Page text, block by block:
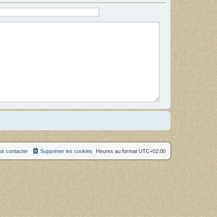
Heures au format UTC+02:00
Supprimer les cookies
contacter